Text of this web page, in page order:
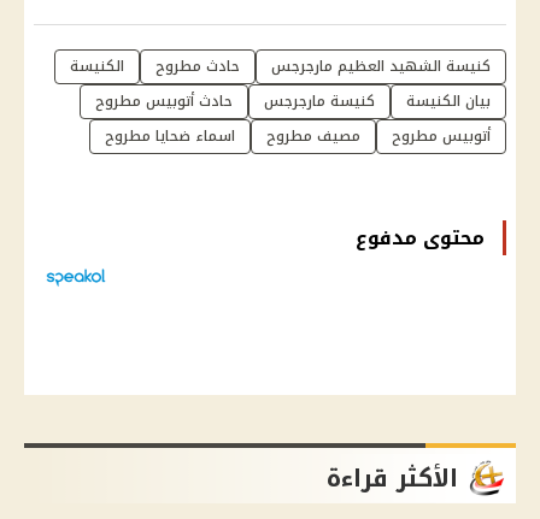
كنيسة الشهيد العظيم مارجرجس حادث مطروح
الكنيسة
بيان الكنيسة
كنيسة مارجرجس
حادث أتوبيس مطروح
أتوبيس مطروح
مصيف مطروح اسماء ضحايا مطروح
محتوى مدفوع
الأكثر قراءة